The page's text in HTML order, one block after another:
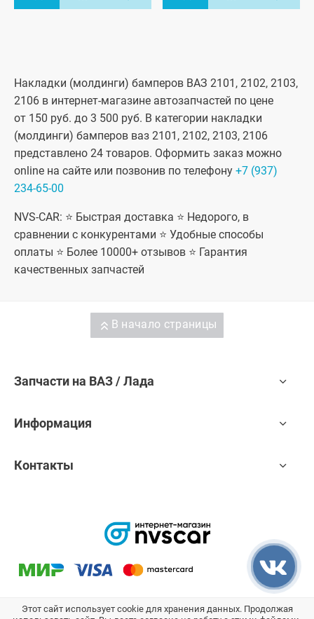
Накладки (молдинги) бамперов ВАЗ 2101, 2102, 2103,
2106 в интернет-магазине автозапчастей по цене
от 150 руб. до 3 500 руб. В категории накладки
(молдинги) бамперов ваз 2101, 2102, 2103, 2106
представлено 24 товаров. Оформить заказ можно
online на сайте или позвонив по телефону +7 (937)
234-65-00
NVS-CAR: ⭐ Быстрая доставка ⭐ Недорого, в
сравнении с конкурентами ⭐ Удобные способы
оплаты ⭐ Более 10000+ отзывов ⭐ Гарантия
качественных запчастей
В начало страницы
Запчасти на ВАЗ / Лада
Информация
Контакты
Этот сайт использует cookie для хранения данных. Продолжая